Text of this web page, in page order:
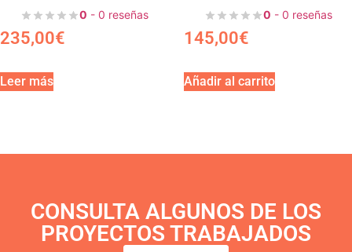
0 - 0 reseñas
235,00€
Leer más
0 - 0 reseñas
145,00€
Añadir al carrito
CONSULTA ALGUNOS DE LOS
PROYECTOS TRABAJADOS